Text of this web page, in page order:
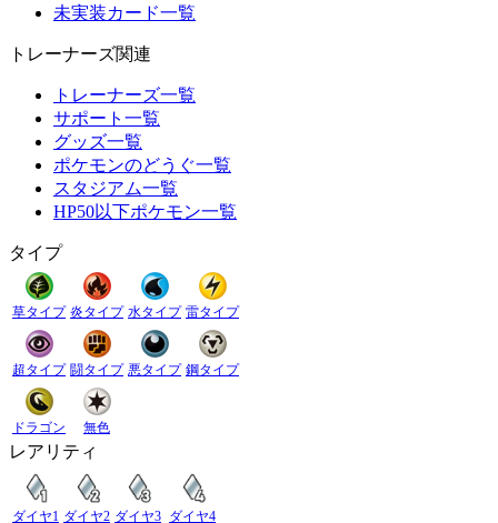
未実装カード一覧
トレーナーズ関連
トレーナーズ一覧
サポート一覧
グッズ一覧
ポケモンのどうぐ一覧
スタジアム一覧
HP50以下ポケモン一覧
タイプ
草タイプ 炎タイプ 水タイプ 雷タイプ
超タイプ 闘タイプ 悪タイプ 鋼タイプ
ドラゴン 無色
レアリティ
ダイヤ1 ダイヤ2 ダイヤ3 ダイヤ4